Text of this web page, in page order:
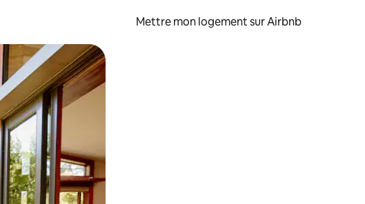
Mettre mon logement sur Airbnb